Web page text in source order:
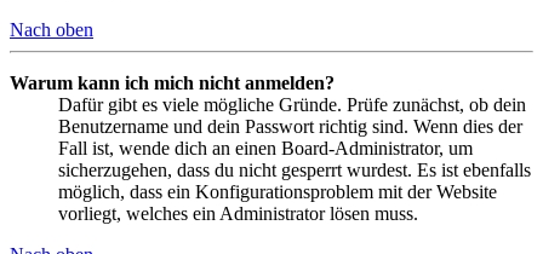
Nach oben
Warum kann ich mich nicht anmelden?
Dafür gibt es viele mögliche Gründe. Prüfe zunächst, ob dein
Benutzername und dein Passwort richtig sind. Wenn dies der
Fall ist, wende dich an einen Board-Administrator, um
sicherzugehen, dass du nicht gesperrt wurdest. Es ist ebenfalls
möglich, dass ein Konfigurationsproblem mit der Website
vorliegt, welches ein Administrator lösen muss.